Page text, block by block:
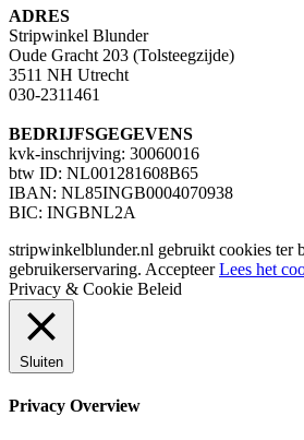
ADRES
Stripwinkel Blunder
Oude Gracht 203 (Tolsteegzijde)
3511 NH Utrecht
030-2311461
BEDRIJFSGEGEVENS
kvk-inschrijving: 30060016
btw ID: NL001281608B65
IBAN: NL85INGB0004070938
BIC: INGBNL2A
stripwinkelblunder.nl gebruikt cookies ter
gebruikerservaring. Accepteer Lees het
Privacy & Cookie Beleid
Sluiten
Privacy Overview